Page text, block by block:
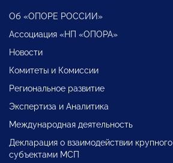
Об «ОПОРЕ РОССИИ»
Ассоциация «НП «ОПОРА»
Новости
Комитеты и Комиссии
Региональное развитие
Экспертиза и Аналитика
Международная деятельность
Декларация о взаимодействии
субъектами МСП